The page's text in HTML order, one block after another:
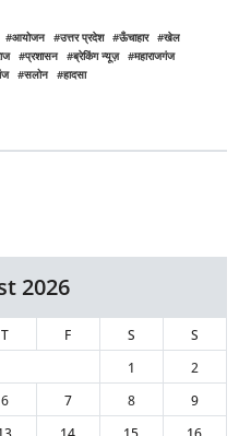
आयोजन उत्तर प्रदेश ऊँचाहार
खेल
प्रशासन ब्रेकिंग न्यूज़
महाराजगंज
सलोन हादसा
2026
T F S
S
1
2
6 7 8
9